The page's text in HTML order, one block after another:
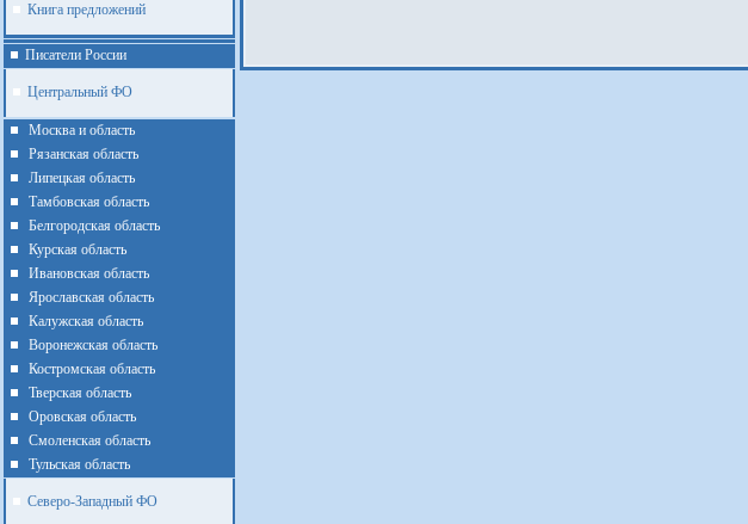
Книга предложений
Писатели России
Центральный ФО
Москва и область
Рязанская область
Липецкая область
Тамбовская область
Белгородская область
Курская область
Ивановская область
Ярославская область
Калужская область
Воронежская область
Костромская область
Тверская область
Оровская область
Смоленская область
Тульская область
Северо-Западный ФО